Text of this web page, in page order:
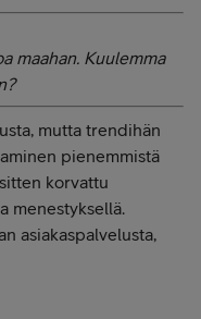
maahan. Kuulemma
mutta trendihän
pienemmistä
korvattu
menestyksellä.
asiakaspalvelusta,